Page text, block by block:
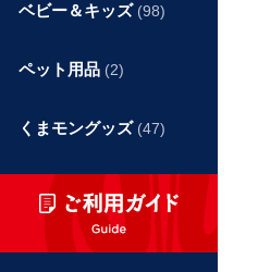
ベビー＆キッズ (98)
ペット用品 (2)
くまモングッズ (47)